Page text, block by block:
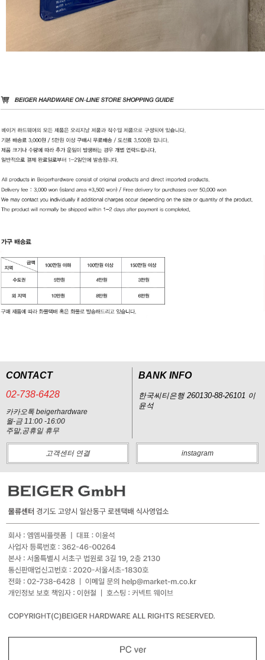
CONTACT
02-738-6428
카카오톡 beigerhardware
월-금 11:00 -16:00
주말,공휴일 휴무
BANK INFO
한국씨티은행 260130-88-26101 이
윤석
고객센터 연결 instagram